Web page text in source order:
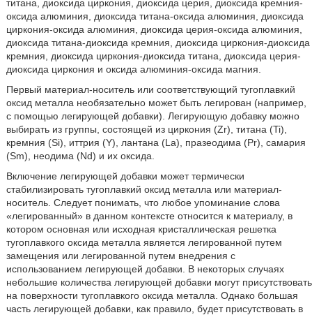
титана, диоксида циркония, диоксида церия, диоксида кремния-
оксида алюминия, диоксида титана-оксида алюминия, диоксида
циркония-оксида алюминия, диоксида церия-оксида алюминия,
диоксида титана-диоксида кремния, диоксида циркония-диоксида
кремния, диоксида циркония-диоксида титана, диоксида церия-
диоксида циркония и оксида алюминия-оксида магния.
Первый материал-носитель или соответствующий тугоплавкий
оксид металла необязательно может быть легирован (например,
с помощью легирующей добавки). Легирующую добавку можно
выбирать из группы, состоящей из циркония (Zr), титана (Ti),
кремния (Si), иттрия (Y), лантана (La), празеодима (Pr), самария
(Sm), неодима (Nd) и их оксида.
Включение легирующей добавки может термически
стабилизировать тугоплавкий оксид металла или материал-
носитель. Следует понимать, что любое упоминание слова
«легированный» в данном контексте относится к материалу, в
котором основная или исходная кристаллическая решетка
тугоплавкого оксида металла является легированной путем
замещения или легированной путем внедрения с
использованием легирующей добавки. В некоторых случаях
небольшие количества легирующей добавки могут присутствовать
на поверхности тугоплавкого оксида металла. Однако большая
часть легирующей добавки, как правило, будет присутствовать в